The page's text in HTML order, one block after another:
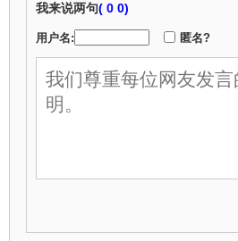
我来说两句( 0 0)
用户名: 匿名?